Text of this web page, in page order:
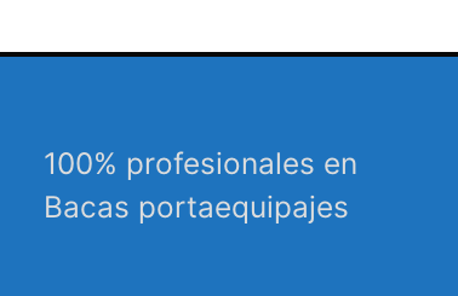
100% profesionales en
Bacas portaequipajes